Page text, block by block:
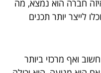
חברה הוא נמצא, מה
לייצר יותר תכנים
ואף מרכזי ביותר